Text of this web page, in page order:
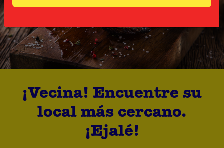
¡Vecina! Encuentre su
local más cercano.
¡Ejalé!